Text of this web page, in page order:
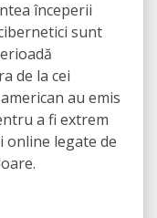
începerii
sunt
de la cei
au emis
a fi extrem
online legate de